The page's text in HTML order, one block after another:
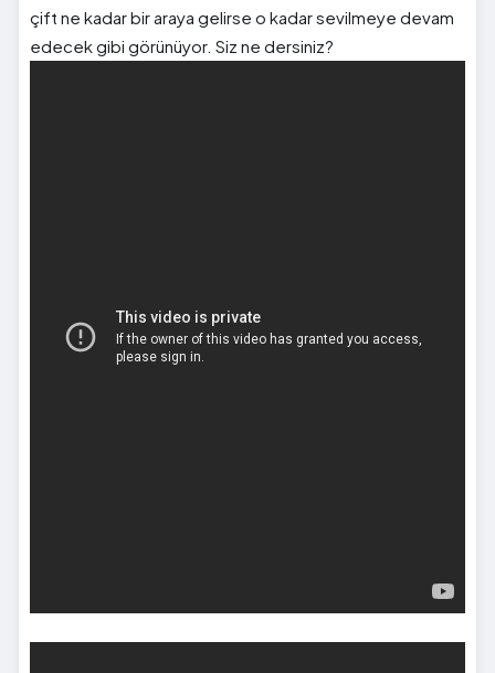
çift ne kadar bir araya gelirse o kadar sevilmeye devam
edecek gibi görünüyor. Siz ne dersiniz?